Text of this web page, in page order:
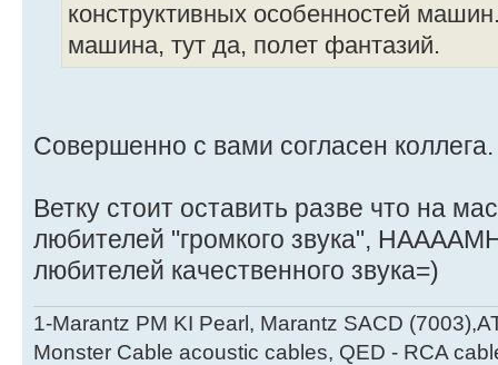
конструктивных особенностей
машина, тут да, полет фантазий.
Совершенно с вами согласен коллега.
Ветку стоит оставить разве что на
любителей "громкого звука",
любителей качественного звука=)
1-Marantz PM KI Pearl, Marantz SACD
Monster Cable acoustic cables, QED - RCA